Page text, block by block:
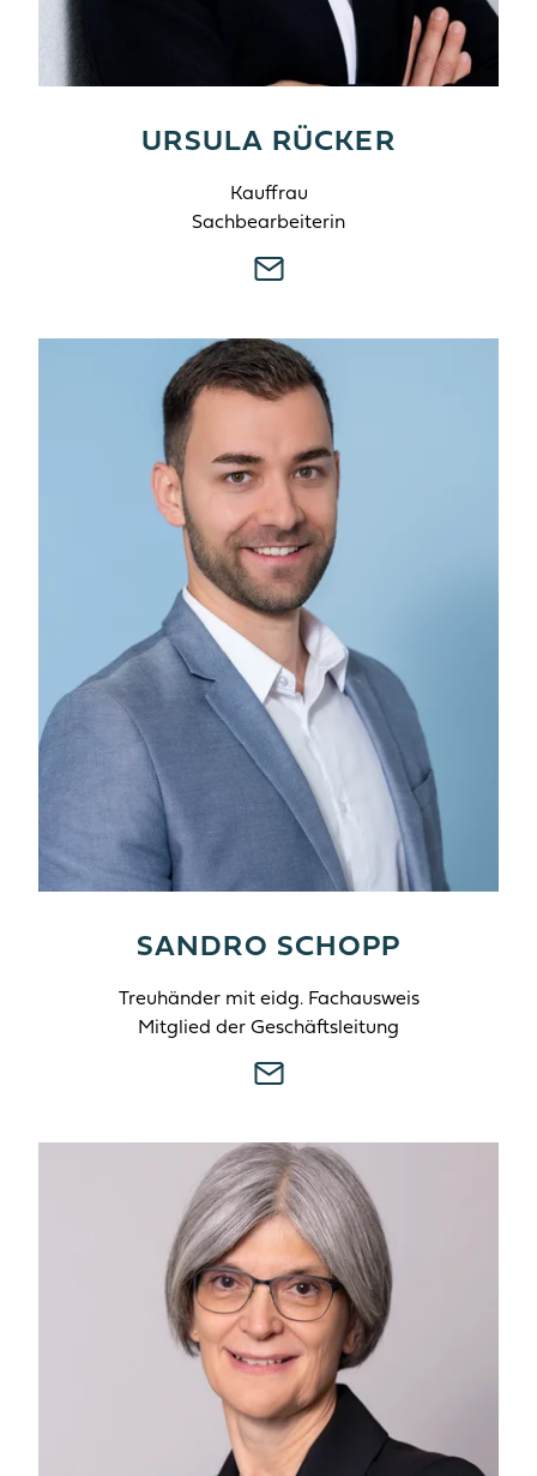
URSULA RÜCKER
Kauffrau
Sachbearbeiterin
SANDRO SCHOPP
Treuhänder mit eidg. Fachausweis
Mitglied der Geschäftsleitung